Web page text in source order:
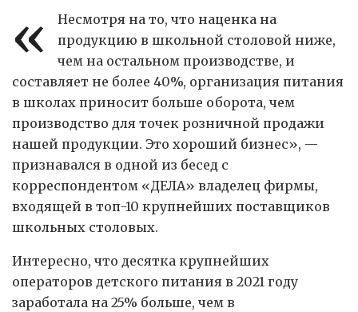
«
Несмотря на то, что наценка на
продукцию в школьной столовой ниже,
чем на остальном производстве, и
составляет не более 40%, организация питания
в школах приносит больше оборота, чем
производство для точек розничной продажи
нашей продукции. Это хороший бизнес», —
признавался в одной из бесед с
корреспондентом «ДЕЛА» владелец фирмы,
входящей в топ-10 крупнейших поставщиков
школьных столовых.
Интересно, что десятка крупнейших
операторов детского питания в 2021 году
заработала на 25% больше, чем в